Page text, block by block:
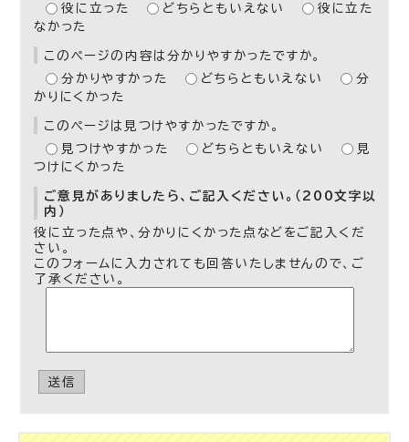
役に立った
どちらともいえない
役に立た
なかった
このページの内容は分かりやすかったですか。
分かりやすかった
どちらともいえない
分
かりにくかった
このページは見つけやすかったですか。
見つけやすかった
どちらともいえない
見
つけにくかった
ご意見がありましたら、ご記入ください。（200文字以
内）
役に立った点や、分かりにくかった点などをご記入くだ
さい。
このフォームに入力されても回答いたしませんので、ご
了承ください。
送信